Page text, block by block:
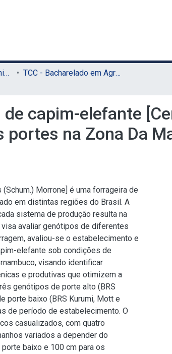
Bacharelado em Agronomia (Sede)
TCC - Bacharelado em Agronomia (Sede)
capim-elefante
na Zona Da
Morrone] é uma forrageira de
em distintas regiões do Brasil. A
sistema de produção resulta na
avaliar genótipos de diferentes
avaliou-se o estabelecimento e
elefante sob condições de
visando identificar
e produtivas que otimizem a
genótipos de porte alto (BRS
porte baixo (BRS Kurumi, Mott e
de período de estabelecimento. O
casualizados, com quatro
variados a depender do
baixo e 100 cm para os